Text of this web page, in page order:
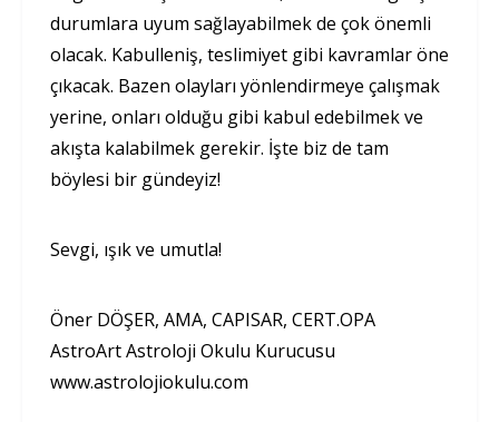
durumlara uyum sağlayabilmek de çok önemli
olacak. Kabulleniş, teslimiyet gibi kavramlar öne
çıkacak. Bazen olayları yönlendirmeye çalışmak
yerine, onları olduğu gibi kabul edebilmek ve
akışta kalabilmek gerekir. İşte biz de tam
böylesi bir gündeyiz!
Sevgi, ışık ve umutla!
Öner DÖŞER, AMA, CAPISAR, CERT.OPA
AstroArt Astroloji Okulu Kurucusu
www.astrolojiokulu.com